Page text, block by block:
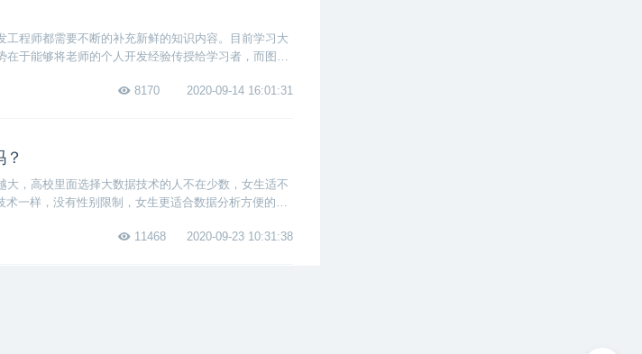
程师都需要不断的补充新鲜的知识内容。目前学习大
于能够将老师的个人开发经验传授给学习者，而图书
8170 2020-09-14 16:01:31
，高校里面选择大数据技术的人不在少数，女生适不
一样，没有性别限制，女生更适合数据分析方便的工
11468
2020-09-23 10:31:38